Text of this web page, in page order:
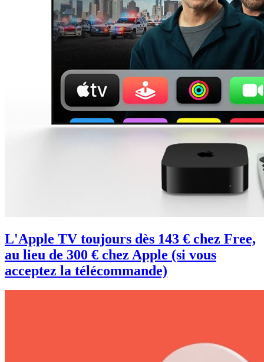
L'Apple TV toujours dès 143 € chez Free,
au lieu de 300 € chez Apple (si vous
acceptez la télécommande)